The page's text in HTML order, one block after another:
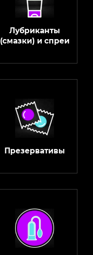
Лубриканты
(смазки) и спреи
Презервативы